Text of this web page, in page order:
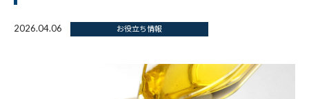
2026.04.06 お役立ち情報